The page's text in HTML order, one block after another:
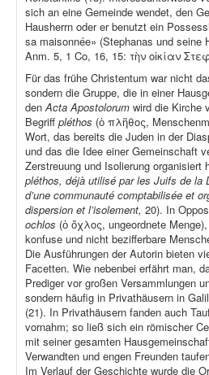
sich an eine Gemeinde wendet, den
Hausherrn oder er benutzt ein
sa maisonnée» (Stephanas und seine
Anm. 5, 1 Co, 16, 15: τὴν οἰκίαν
Für das frühe Christentum war nicht
sondern die Gruppe, die in einer
denActa Apostolorum wird die Kirche
Begriff pléthos (ὁ πλῆθος,
Wort, das bereits die Juden in der
und das die Idee einer Gemeinschaft
Zerstreuung und Isolierung organisiert
pléthos, déjà utilisé par les Juifs de la
d’une communauté comptabilisée et
dispersion et l’isolement, 20). In
ochlos (ὁ ὄχλος, ungeordnete
konfuse und nicht bezifferbare
Die Ausführungen der Autorin bieten
Facetten. Wie nebenbei erfährt man,
Prediger vor großen Versammlungen
sondern häufig in Privathäusern in
(21). In Privathäusern fanden auch
vornahm; so ließ sich ein römischer
mit seiner gesamten
Verwandten und engen Freunden
Im Verlauf der Geschichte wurde die